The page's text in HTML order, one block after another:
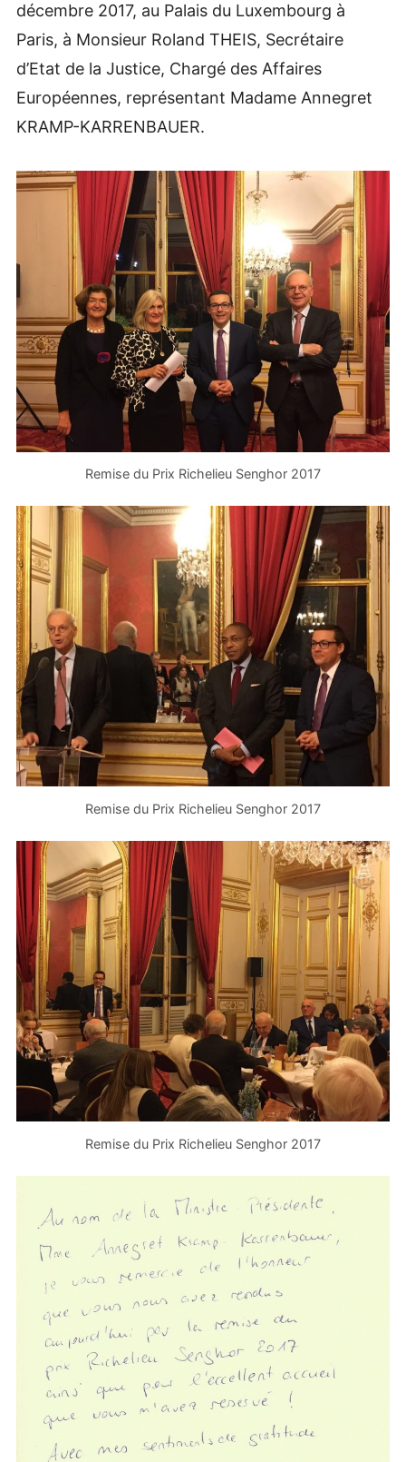
décembre 2017, au Palais du Luxembourg à
Paris, à Monsieur Roland THEIS, Secrétaire
d’Etat de la Justice, Chargé des Affaires
Européennes, représentant Madame Annegret
KRAMP-KARRENBAUER.
Remise du Prix Richelieu Senghor 2017
Remise du Prix Richelieu Senghor 2017
Remise du Prix Richelieu Senghor 2017